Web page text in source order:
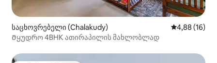
საცხოვრებელი (Chalakudy) საშუალო
4,88 (16)
Მყუდრო 4BHK ათირაპილის მახლობლად